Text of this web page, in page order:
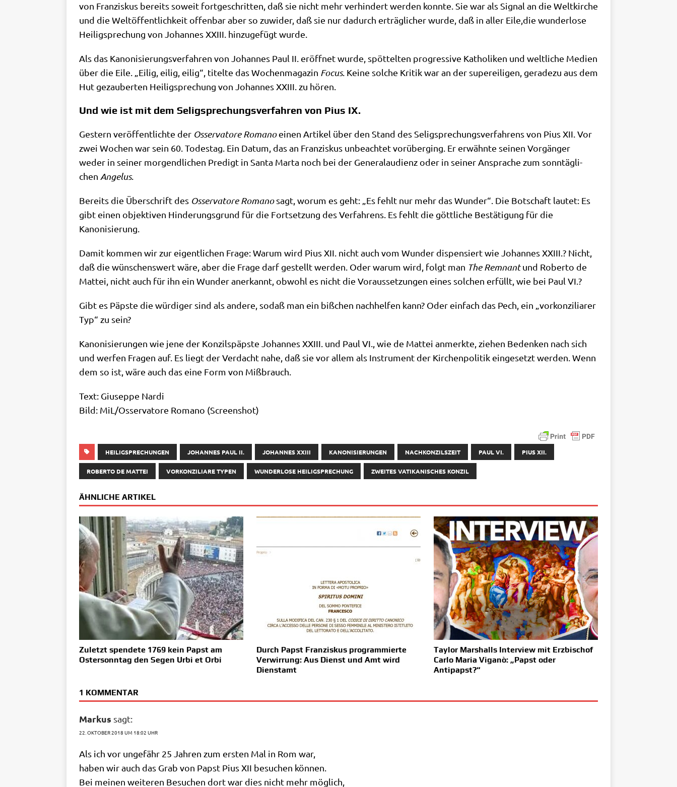
von Fran­zis­kus bereits soweit fort­ge­schrit­ten, daß sie nicht mehr ver­hin­dert wer­den konn­te. Sie war als Signal an die Welt­kir­che
und die Welt­öf­fent­lich­keit offen­bar aber so zuwi­der, daß sie nur dadurch erträg­li­cher wur­de, daß in aller Eile,die wun­der­lo­se
Hei­lig­spre­chung von Johan­nes XXIII. hin­zu­ge­fügt wurde.
Als das Kano­ni­sie­rungs­ver­fah­ren von Johan­nes Paul II. eröff­net wur­de, spöt­tel­ten pro­gres­si­ve Katho­li­ken und welt­li­che Medi­en
über die Eile. „Eilig, eilig, eilig“, titel­te das Wochen­ma­ga­zin Focus. Kei­ne sol­che Kri­tik war an der super­ei­li­gen, gera­de­zu aus dem
Hut gezau­ber­ten Hei­lig­spre­chung von Johan­nes XXIII. zu hören.
Und wie ist mit dem Seligsprechungsverfahren von Pius IX.
Gestern ver­öf­fent­lich­te der Osser­va­to­re Roma­noeinen Arti­kel über den Stand des Selig­spre­chungs­ver­fah­rens von Pius XII. Vor
zwei Wochen war sein 60. Todes­tag. Ein Datum, das an Fran­zis­kus unbe­ach­tet vor­über­ging. Er erwähn­te sei­nen Vor­gän­ger
weder in sei­ner mor­gend­li­chen Pre­digt in San­ta Mar­ta noch bei der Gene­ral­au­di­enz oder in sei­ner Anspra­che zum sonn­täg­li­
chen Ange­lus.
Bereits die Über­schrift des Osser­va­to­re Roma­nosagt, wor­um es geht: „Es fehlt nur mehr das Wun­der“. Die Bot­schaft lau­tet: Es
gibt einen objek­ti­ven Hin­de­rungs­grund für die Fort­set­zung des Ver­fah­rens. Es fehlt die gött­li­che Bestä­ti­gung für die
Kanonisierung.
Damit kom­men wir zur eigent­li­chen Fra­ge: War­um wird Pius XII. nicht auch vom Wun­der dis­pen­siert wie Johan­nes XXIII.? Nicht,
daß die wün­schens­wert wäre, aber die Fra­ge darf gestellt wer­den. Oder war­um wird, folgt man The Rem­nantund Rober­to de
Mat­tei, nicht auch für ihn ein Wun­der aner­kannt, obwohl es nicht die Vor­aus­set­zun­gen eines sol­chen erfüllt, wie bei Paul VI.?
Gibt es Päp­ste die wür­di­ger sind als ande­re, sodaß man ein biß­chen nach­hel­fen kann? Oder ein­fach das Pech, ein „vor­kon­zi­lia­rer
Typ“ zu sein?
Kano­ni­sie­run­gen wie jene der Kon­zil­s­päp­ste Johan­nes XXIII. und Paul VI., wie de Mat­tei anmerk­te, zie­hen Beden­ken nach sich
und wer­fen Fra­gen auf. Es liegt der Ver­dacht nahe, daß sie vor allem als Instru­ment der Kir­chen­po­li­tik ein­ge­setzt wer­den. Wenn
dem so ist, wäre auch das eine Form von Mißbrauch.
Text: Giu­sep­pe Nardi
Bild: MiL/​Osservatore Roma­no (Screen­shot)
HEILIGSPRECHUNGEN JOHANNES PAUL II. JOHANNES XXIII KANONISIERUNGEN NACHKONZILSZEIT PAUL VI. PIUS XII.
ROBERTO DE MATTEI VORKONZILIARE TYPEN WUNDERLOSE HEILIGSPRECHUNG ZWEITES VATIKANISCHES KONZIL
ÄHNLICHE ARTIKEL
Zuletzt spendete 1769 kein Papst am
Ostersonntag den Segen Urbi et Orbi
Durch Papst Franziskus programmierte
Verwirrung: Aus Dienst und Amt wird
Dienstamt
Taylor Marshalls Interview mit Erzbischof
Carlo Maria Viganò: „Papst oder
Antipapst?“
1 KOMMENTAR
Markus sagt:
22. OKTOBER 2018 UM 18:02 UHR
Als ich vor unge­fähr 25 Jah­ren zum ersten Mal in Rom war,
haben wir auch das Grab von Papst Pius XII besu­chen können.
Bei mei­nen wei­te­ren Besu­chen dort war dies nicht mehr möglich,